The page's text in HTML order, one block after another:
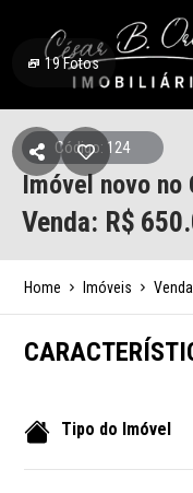
19Fotos
Código: 124
Imóvel novo no
Venda: R$
Home Imóveis Venda
Tipo do Imóvel